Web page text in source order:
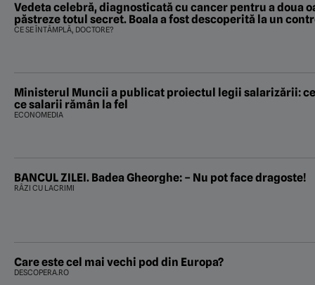
Vedeta celebră, diagnosticată cu cancer pentru a doua
păstreze totul secret. Boala a fost descoperită la un
CE SE ÎNTÂMPLĂ, DOCTORE?
Ministerul Muncii a publicat proiectul legii salarizării:
ce salarii rămân la fel
ECONOMEDIA
BANCUL ZILEI. Badea Gheorghe: – Nu pot face dragoste!
RÂZI CU LACRIMI
Care este cel mai vechi pod din Europa?
DESCOPERA.RO